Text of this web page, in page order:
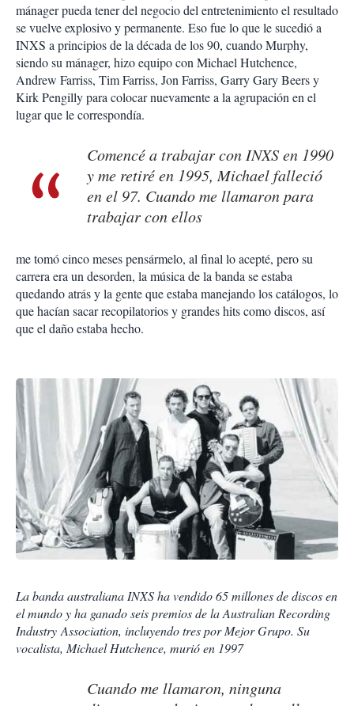
mánager pueda tener del negocio del entretenimiento el resultado
se vuelve explosivo y permanente. Eso fue lo que le sucedió a
INXS a principios de la década de los 90, cuando Murphy,
siendo su mánager, hizo equipo con Michael Hutchence,
Andrew Farriss, Tim Farriss, Jon Farriss, Garry Gary Beers y
Kirk Pengilly para colocar nuevamente a la agrupación en el
lugar que le correspondía.
Comencé a trabajar con INXS en 1990
y me retiré en 1995, Michael falleció
en el 97. Cuando me llamaron para
trabajar con ellos
me tomó cinco meses pensármelo, al final lo acepté, pero su
carrera era un desorden, la música de la banda se estaba
quedando atrás y la gente que estaba manejando los catálogos, lo
que hacían sacar recopilatorios y grandes hits como discos, así
que el daño estaba hecho.
La banda australiana INXS ha vendido 65 millones de discos en
el mundo y ha ganado seis premios de la Australian Recording
Industry Association, incluyendo tres por Mejor Grupo. Su
vocalista, Michael Hutchence, murió en 1997
Cuando me llamaron, ninguna